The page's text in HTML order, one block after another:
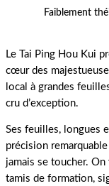
Faiblement
Le Tai Ping Hou Kui
cœur des
local à grandes
cru d’exception.
Ses feuilles, longues
précision
jamais se toucher.
tamis de formation,